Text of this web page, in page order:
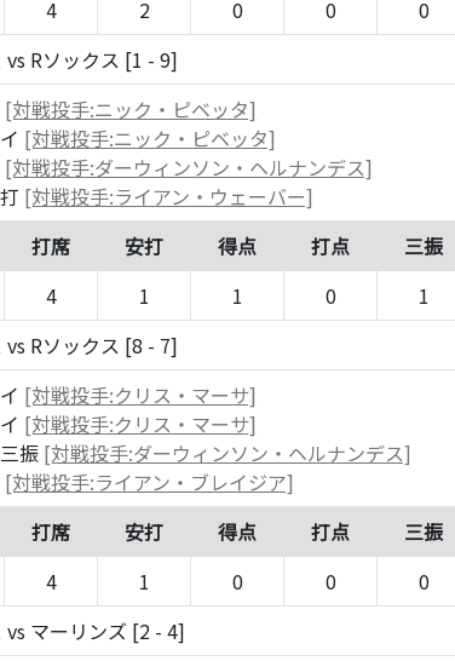
4 2 0 0 0
vs Rソックス [1 - 9]
[対戦投手:ニック・ピベッタ]
[対戦投手:ニック・ピベッタ]
[対戦投手:ダーウィンソン・ヘルナンデス]
[対戦投手:ライアン・ウェーバー]
打席 安打 得点 打点 三振
4 1 1 0 1
vs Rソックス [8 - 7]
[対戦投手:クリス・マーサ]
[対戦投手:クリス・マーサ]
振 [対戦投手:ダーウィンソン・ヘルナンデス]
[対戦投手:ライアン・ブレイジア]
打席 安打 得点 打点 三振
4 1 0 0 0
vs マーリンズ [2 - 4]